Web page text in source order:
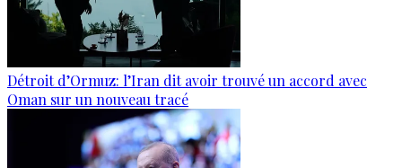
Détroit d’Ormuz: l’Iran dit avoir trouvé un accord avec
Oman sur un nouveau tracé